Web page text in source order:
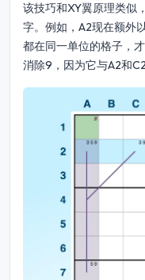
该技巧和XY翼原理类似
字。例如，A2现在额外
都在同一单位的格子，
消除9，因为它与A2和